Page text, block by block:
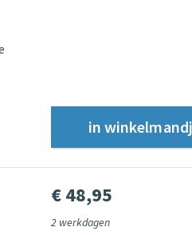
€ 48,95
2 werkdagen